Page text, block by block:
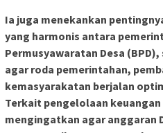
Ia juga menekankan
yang harmonis antara
Permusyawaratan Desa
agar roda pemerintahan,
kemasyarakatan berjalan
Terkait pengelolaan
mengingatkan agar anggaran